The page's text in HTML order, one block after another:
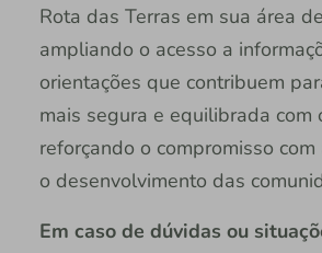
Rota das Terras em sua área
ampliando o acesso a
orientações que contribuem
mais segura e equilibrada com
reforçando o compromisso com
o desenvolvimento das
Em caso de dúvidas ou